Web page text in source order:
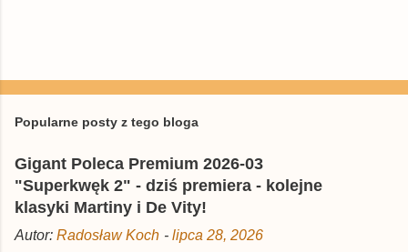
e
i
j
o
m
e
Popularne posty z tego bloga
Gigant Poleca Premium 2026-03
"Superkwęk 2" - dziś premiera - kolejne
klasyki Martiny i De Vity!
Autor: Radosław Koch - lipca 28, 2026